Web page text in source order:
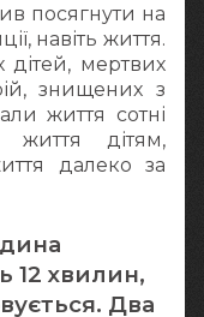
посягнути на
навіть життя.
мертвих
знищених з
життя сотні
життя дітям,
далеко за
12 хвилин,
Два